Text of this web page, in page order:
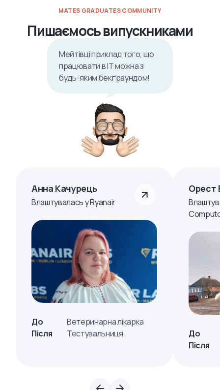
MATES GRADUATES COMMUNITY
Пишаємось випускниками
Мейтівці приклад того, що
працювати в ІТ можна з
будь-яким бекґраундом!
Анна Качурець
Влаштувалась у Ryanair
До
Ветеринарна лікарка
Після
Тестувальниця
Орест
До
Після